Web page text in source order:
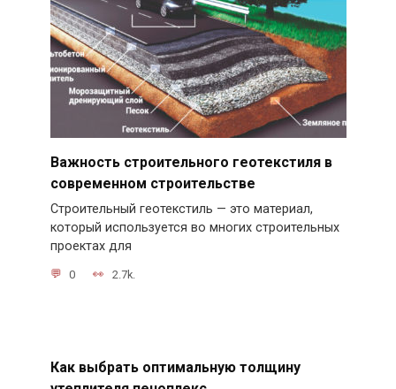
Важность строительного геотекстиля в
современном строительстве
Строительный геотекстиль — это материал,
который используется во многих строительных
проектах для
0 2.7k.
Как выбрать оптимальную толщину